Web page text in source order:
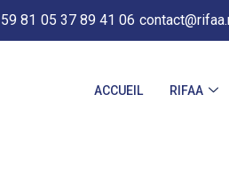
81 05 37 89 41 06
ACCUEIL RIFAA